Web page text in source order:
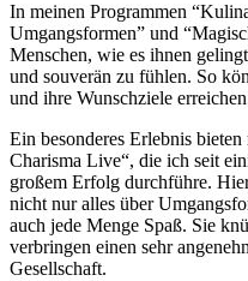
In meinen Programmen
Umgangsformen” und
Menschen, wie es ihnen
und souverän zu fühlen. So
und ihre Wunschziele
Ein besonderes Erlebnis
Charisma Live“, die ich seit
großem Erfolg durchführe.
nicht nur alles über
auch jede Menge Spaß. Sie
verbringen einen sehr
Gesellschaft.